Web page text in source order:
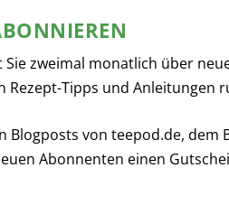
zweimal monatlich über
Rezept-Tipps und Anleitungen
von teepod.de, dem
Abonnenten einen